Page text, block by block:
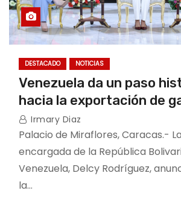
DESTACADO NOTICIAS
Venezuela da un paso
hacia la exportación de
Irmary Diaz
Palacio de Miraflores, Caracas.-
encargada de la República
Venezuela, Delcy Rodríguez,
la…